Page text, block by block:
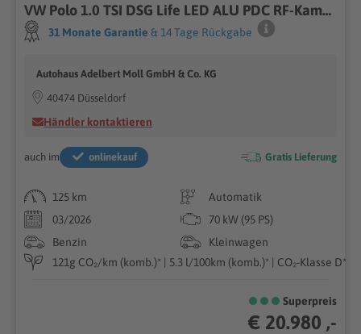
VW Polo 1.0 TSI DSG Life LED ALU PDC RF-Kamera
31 Monate Garantie & 14 Tage Rückgabe
Autohaus Adelbert Moll GmbH & Co. KG
40474 Düsseldorf
Händler kontaktieren
auch im onlinekauf Gratis Lieferung
125 km
Automatik
03/2026
70 kW (95 PS)
Benzin
Kleinwagen
121g CO₂/km (komb.)* | 5.3 l/100km (komb.)* | CO₂-Klasse D*
Superpreis
€ 20.980 ,-